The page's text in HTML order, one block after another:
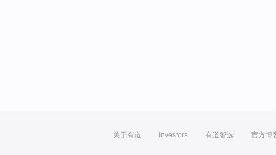
关于有道 Investors 有道智选 官方博